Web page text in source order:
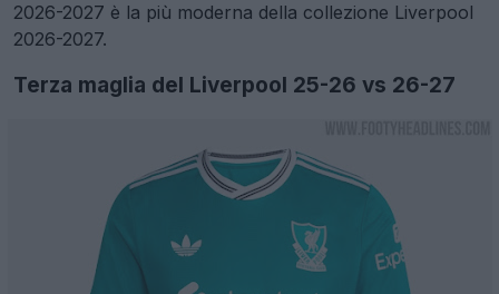
2026-2027 è la più moderna della collezione Liverpool
2026-2027.
Terza maglia del Liverpool 25-26 vs 26-27